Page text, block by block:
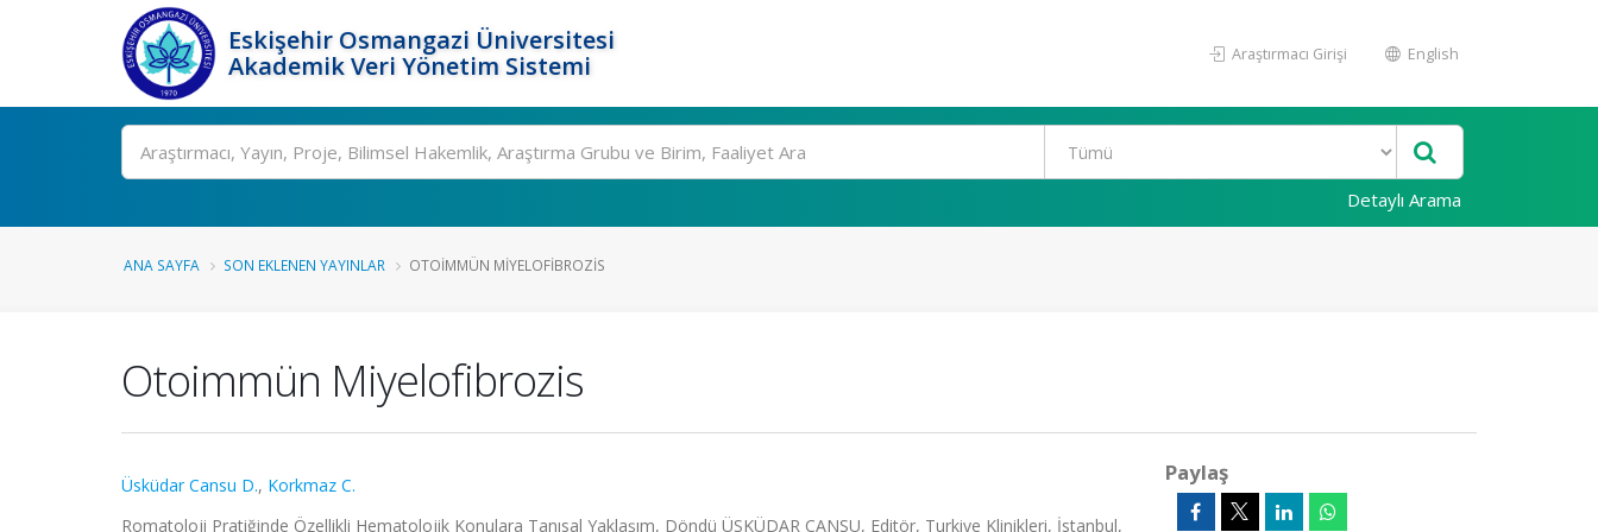
Eskişehir Osmangazi Üniversitesi
Akademik Veri Yönetim Sistemi
Araştırmacı Girişi English
Ara
Detaylı Arama
ANA SAYFA SON EKLENEN YAYINLAR OTOIMMÜN MIYELOFIBROZIS
Otoimmün Miyelofibrozis
Üsküdar Cansu D., Korkmaz C.
Romatoloji Pratiğinde Özellikli Hematolojik Konulara Tanısal Yaklaşım, Döndü ÜSKÜDAR CANSU, Editör, Turkiye Klinikleri, İstanbul,
Paylaş